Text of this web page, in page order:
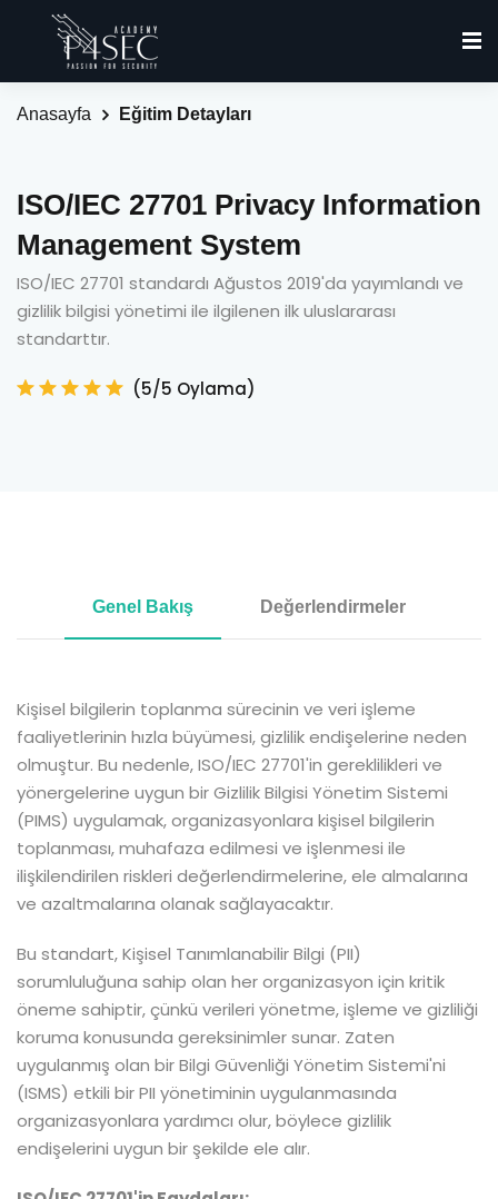
Anasayfa Eğitim Detayları
ISO/IEC 27701 Privacy Information
Management System
ISO/IEC 27701 standardı Ağustos 2019'da yayımlandı ve
gizlilik bilgisi yönetimi ile ilgilenen ilk uluslararası
standarttır.
(5/5 Oylama)
Genel Bakış Değerlendirmeler
Kişisel bilgilerin toplanma sürecinin ve veri işleme
faaliyetlerinin hızla büyümesi, gizlilik endişelerine neden
olmuştur. Bu nedenle, ISO/IEC 27701'in gereklilikleri ve
yönergelerine uygun bir Gizlilik Bilgisi Yönetim Sistemi
(PIMS) uygulamak, organizasyonlara kişisel bilgilerin
toplanması, muhafaza edilmesi ve işlenmesi ile
ilişkilendirilen riskleri değerlendirmelerine, ele almalarına
ve azaltmalarına olanak sağlayacaktır.
Bu standart, Kişisel Tanımlanabilir Bilgi (PII)
sorumluluğuna sahip olan her organizasyon için kritik
öneme sahiptir, çünkü verileri yönetme, işleme ve gizliliği
koruma konusunda gereksinimler sunar. Zaten
uygulanmış olan bir Bilgi Güvenliği Yönetim Sistemi'ni
(ISMS) etkili bir PII yönetiminin uygulanmasında
organizasyonlara yardımcı olur, böylece gizlilik
endişelerini uygun bir şekilde ele alır.